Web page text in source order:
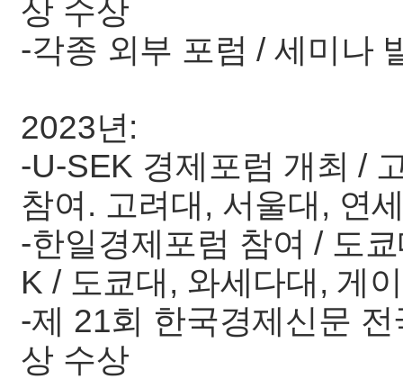
상 수상
-각종 외부 포럼 / 세미나
2023년:
-U-SEK 경제포럼 개최 /
참여. 고려대, 서울대, 연
-한일경제포럼 참여 / 도
K / 도쿄대, 와세다대, 게
-제 21회 한국경제신문
상 수상